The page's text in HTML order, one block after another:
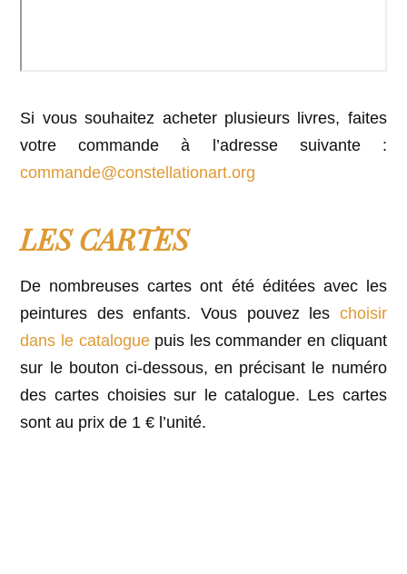
Si vous souhaitez acheter plusieurs livres, faites
votre commande à l’adresse suivante :
commande@constellationart.org
LES CARTES
De nombreuses cartes ont été éditées avec les
peintures des enfants. Vous pouvez les choisir
dans le cataloguepuis les commander en cliquant
sur le bouton ci-dessous, en précisant le numéro
des cartes choisies sur le catalogue. Les cartes
sont au prix de 1 € l’unité.